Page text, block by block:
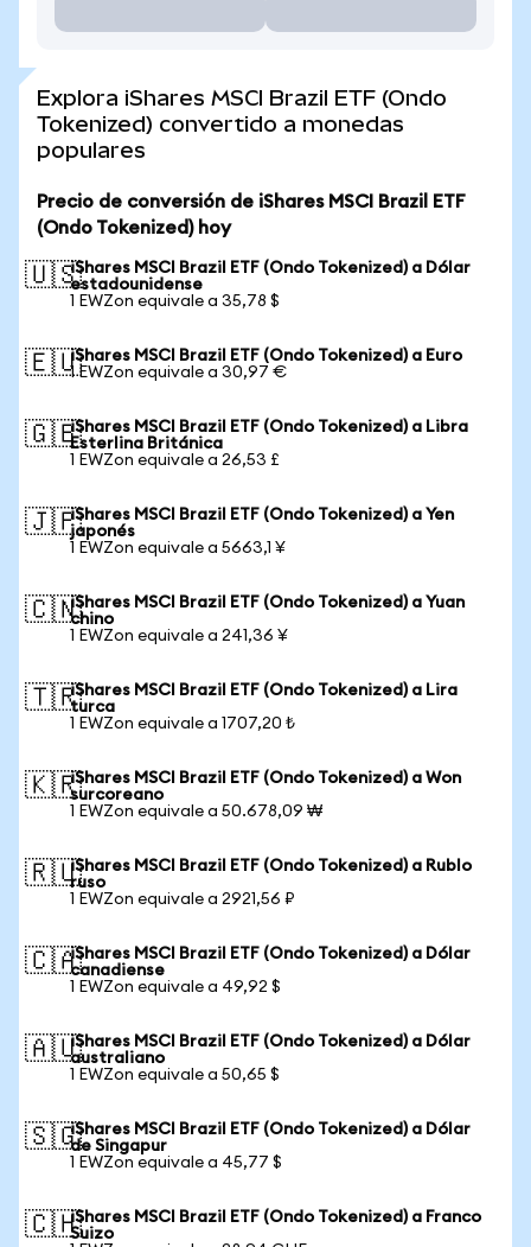
Explora iShares MSCI Brazil ETF (Ondo
Tokenized) convertido a monedas
populares
Precio de conversión de iShares MSCI Brazil ETF
(Ondo Tokenized) hoy
🇺🇸iShares MSCI Brazil ETF (Ondo Tokenized) a Dólar
estadounidense
1 EWZon equivale a 35,78 $
🇪🇺iShares MSCI Brazil ETF (Ondo Tokenized) a Euro
1 EWZon equivale a 30,97 €
🇬🇧iShares MSCI Brazil ETF (Ondo Tokenized) a Libra
Esterlina Británica
1 EWZon equivale a 26,53 £
🇯🇵iShares MSCI Brazil ETF (Ondo Tokenized) a Yen
japonés
1 EWZon equivale a 5663,1 ¥
🇨🇳iShares MSCI Brazil ETF (Ondo Tokenized) a Yuan
chino
1 EWZon equivale a 241,36 ¥
🇹🇷iShares MSCI Brazil ETF (Ondo Tokenized) a Lira
turca
1 EWZon equivale a 1707,20 ₺
🇰🇷iShares MSCI Brazil ETF (Ondo Tokenized) a Won
surcoreano
1 EWZon equivale a 50.678,09 ₩
🇷🇺iShares MSCI Brazil ETF (Ondo Tokenized) a Rublo
ruso
1 EWZon equivale a 2921,56 ₽
🇨🇦iShares MSCI Brazil ETF (Ondo Tokenized) a Dólar
canadiense
1 EWZon equivale a 49,92 $
🇦🇺iShares MSCI Brazil ETF (Ondo Tokenized) a Dólar
australiano
1 EWZon equivale a 50,65 $
🇸🇬iShares MSCI Brazil ETF (Ondo Tokenized) a Dólar
de Singapur
1 EWZon equivale a 45,77 $
🇨🇭iShares MSCI Brazil ETF (Ondo Tokenized) a Franco
Suizo